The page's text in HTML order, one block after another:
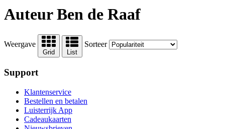
Auteur Ben de Raaf
Weergave
Grid List
Sorteer
Support
Klantenservice
Bestellen en betalen
Luisterrijk App
Cadeaukaarten